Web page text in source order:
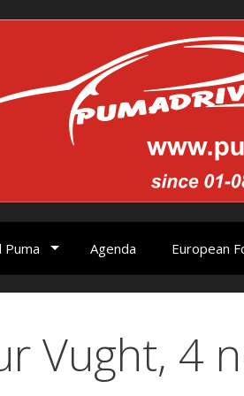
Puma Agenda European
Vught, 4